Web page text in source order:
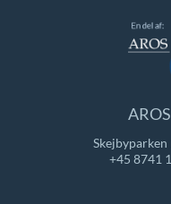
+45 8741